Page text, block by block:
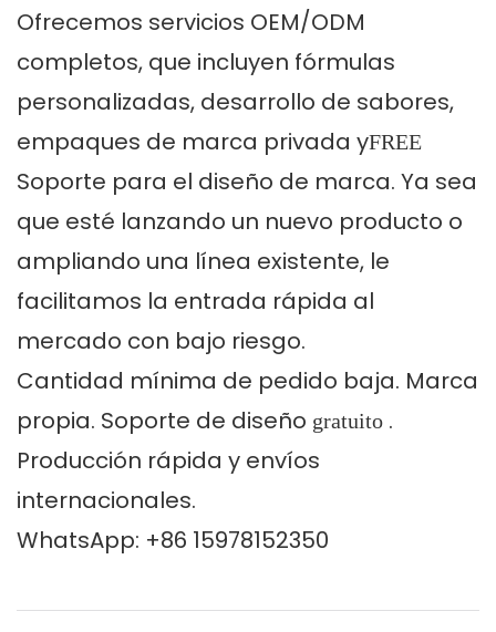
Ofrecemos servicios OEM/ODM
completos, que incluyen fórmulas
personalizadas, desarrollo de sabores,
empaques de marca privada yFREE
Soporte para el diseño de marca. Ya sea
que esté lanzando un nuevo producto o
ampliando una línea existente, le
facilitamos la entrada rápida al
mercado con bajo riesgo.
Cantidad mínima de pedido baja. Marca
propia. Soporte de diseño gratuito .
Producción rápida y envíos
internacionales.
WhatsApp: +86 15978152350